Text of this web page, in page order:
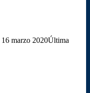
16 marzo 2020Última